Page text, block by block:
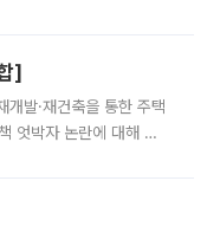
]
발·재건축을 통한 주택
엇박자 논란에 대해 정